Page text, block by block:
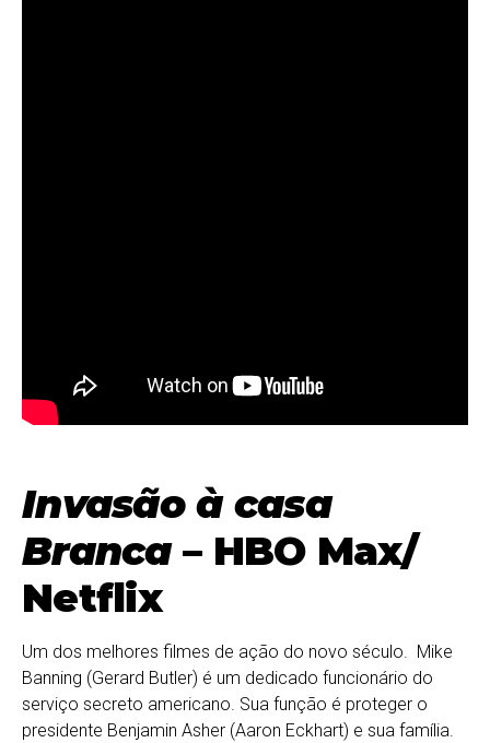
Invasão à casa
Branca– HBO Max/
Netflix
Um dos melhores filmes de ação do novo século. Mike
Banning (Gerard Butler) é um dedicado funcionário do
serviço secreto americano. Sua função é proteger o
presidente Benjamin Asher (Aaron Eckhart) e sua família.